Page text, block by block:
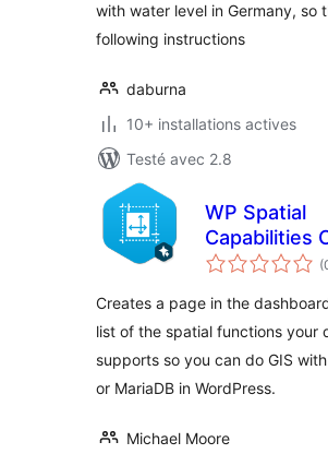
with water level in Germany, so
following instructions
daburna
10+ installations actives
Testé avec 2.8
WP Spatial
Capabilities
Creates a page in the
list of the spatial functions your
supports so you can do GIS with
or MariaDB in WordPress.
Michael Moore